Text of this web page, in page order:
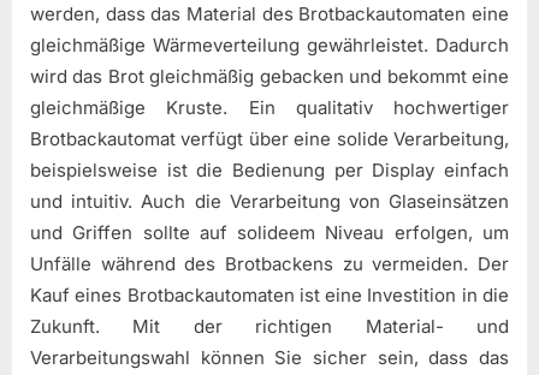
werden, dass das Material des Brotbackautomaten eine
gleichmäßige Wärmeverteilung gewährleistet. Dadurch
wird das Brot gleichmäßig gebacken und bekommt eine
gleichmäßige Kruste. Ein qualitativ hochwertiger
Brotbackautomat verfügt über eine solide Verarbeitung,
beispielsweise ist die Bedienung per Display einfach
und intuitiv. Auch die Verarbeitung von Glaseinsätzen
und Griffen sollte auf solideem Niveau erfolgen, um
Unfälle während des Brotbackens zu vermeiden. Der
Kauf eines Brotbackautomaten ist eine Investition in die
Zukunft. Mit der richtigen Material- und
Verarbeitungswahl können Sie sicher sein, dass das